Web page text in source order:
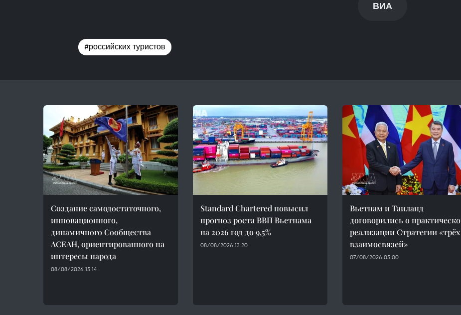
ВИА
#российских туристов
Создание самодостаточного,
инновационного,
динамичного Сообщества
АСЕАН, ориентированного на
интересы народа
08/08/2026 15:14
Standard Chartered повысил
прогноз роста ВВП Вьетнама
на 2026 год до 9,5%
08/08/2026 13:20
Вьетнам и Таиланд
договорились о
реализации Стратегии «трёх
взаимосвязей»
07/08/2026 05:00